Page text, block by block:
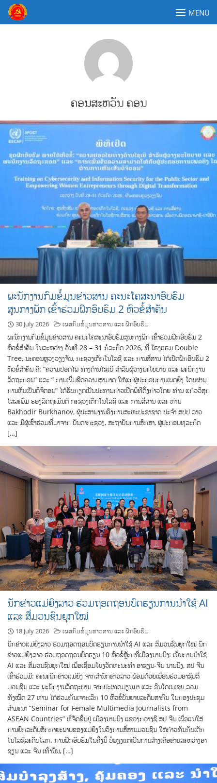
Skip
MENU
ຄອນສະຫວັນ ຄອນ
ພະນັກງານກົມຂໍ້ມູນຂ່າວສານ ຄະນະໂຄສະນາອົບຮົມ
ສູນກາງພັກ ເຂົ້າຮ່ວມຝຶກອົບຮົມ 2 ຫົວຂໍ້ສຳຄັນ
30 July 2026 ເພສກົມຂໍ້ມູນຂ່າວສານ ແລະ ຝຶກອົບຮົມ
ພະນັກງານກົມຂໍ້ມູນຂ່າວສານ ຄະນະໂຄສະນາອົບຮົມສູນກາງພັກ ເຂົ້າຮ່ວມຝຶກອົບຮົມ 2
ຫົວຂໍ້ສຳຄັນ ໃນລະຫວ່າງ ວັນທີ 28 – 31 ກໍລະກົດ 2026, ທີ່ ໂຮງແຮມ Double
Tree, ນະຄອນຫຼວງວຽງຈັນ, ກະຊວງເຕັກໂນໂລຊີ ແລະ ການສື່ສານ ໄດ້ເປີດຝຶກອົບຮົມ 2
ຫົວຂໍ້ສຳຄັນ ຄື: “ຄວາມປອດໄພ ທາງດ້ານໄຊເບີ ສໍາລັບຜູ້ວາງນະໂຍບາຍ ແລະ ພະນັກງານ
ລັດຖະກອນ” ແລະ “ ການເພີີ່ມຂີດຄວາມສາມາດ ໃຫ້ແກ່ຜູ້ປະກອບການເພດຍິງ ໂດຍຜ່ານ
ການຫັນເປັນດິຈິຕອນ” ໄດ້ຮັບກຽດເປັນປະທານກ່າວເປີດພິທີດັ່ງກ່າວໂດຍ ທ່ານ ແກ້ວວິສຸກ
ໂສລະພົມ ຮອງລັດຖະມົນຕີ ກະຊວງເຕັກໂນໂລຊີ ແລະ ການສື່ສານ ແລະ ທ່ານ
Bakhodir Burkhanov, ຜູ້ປະສານງານອົງການສະຫະປະຊາຊາດ ປະຈໍາ ສປປ ລາວ
ແລະ ມີຜູ້ເຂົ້າຮ່ວມທີ່ມາຈາກ ບັນດາກະຊວງ, ສະຖາບັນການສຶກສາ, ຜູ້ປະກອບທຸລະກິດ
[…]
ນັກຂ່າວແມ່ຍິງລາວ ຮ່ວມຖອດຖອນບົດຮຽນການນຳໃຊ້ AI
ແລະ ສື່ມວນຊົນຍຸກໃໝ່
18 July 2026 ເພສກົມຂໍ້ມູນຂ່າວສານ ແລະ ຝຶກອົບຮົມ
ນັກຂ່າວແມ່ຍິງລາວ ຮ່ວມຖອດຖອນບົດຮຽນການນຳໃຊ້ AI ແລະ ສື່ມວນຊົນຍຸກໃໝ່ ນັກ
ຂ່າວແມ່ຍິງລາວ ຮ່ວມຖອດຖອນບົດຮຽນ 10 ຫົວຂໍ້ຫຼັກ ທີ່ເມືອງນານນິງ: ເນັ້ນການນຳໃຊ້
AI ແລະ ສື່ມວນຊົນຍຸກໃໝ່ ເພື່ອເຊື່ອມໂຍງວັດທະນະທຳ ອາຊຽນ-ຈີນ ນານນິງ, ສປ ຈີນ
ເຂົ້າຮ່ວມມີ: ຄະນະນັກຂ່າວແມ່ຍິງ ຈາກສຳນັກຂ່າວລາວ ພ້ອມດ້ວຍເພື່ອນຮ່ວມອາຊີບສື່
ມວນຊົນ ແລະ ພະນັກງານລັດຖະບານ ຈາກປະເທດມຽນມາ ແລະ ອິນໂດເນເຊຍ ລວມ
ທັງໝົດ 27 ທ່ານ ໄດ້ຮ່ວມກັນເຈາະເລິກ 10 ຫົວຂໍ້ບັນຍາຍລະດັບສາກົນ ໃນກອງປະຊຸມ
ສໍາມະນາ “Seminar for Female Multimedia Journalists from
ASEAN Countries” ທີ່ຈັດຂຶ້ນຢູ່ ເມືອງນານນິງ ແຂວງກວາງຊີ ສປ ຈີນ ເພື່ອແນໃສ່
ການຍົກລະດັບສັກກາຍະພາບຂອງແມ່ຍິງໃນວົງການສື່ສານມວນຊົນ ໃຫ້ກ້າວທັນກັບເຕັກ
ໂນໂລຊີລະດັບໂລກ. ການຝຶກອົບຮົມໃນຄັ້ງນີ້ ບໍ່ພຽງແຕ່ເປັນການສ້າງເຄືອຂ່າຍລະຫວ່າງອາ
ຊຽນ ແລະ ຈີນ ເທົ່ານັ້ນ, […]